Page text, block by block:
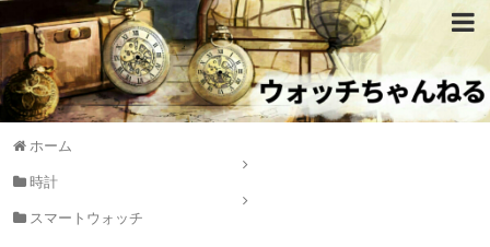
ホーム
時計
スマートウォッチ